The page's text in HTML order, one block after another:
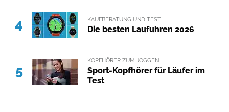
4 KAUFBERATUNG UND TEST
Die besten Laufuhren 2026
5
KOPFHÖRER ZUM JOGGEN
Sport-Kopfhörer für Läufer im
Test